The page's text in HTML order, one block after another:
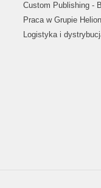
Custom Publishing -
Praca w Grupie Helion
Logistyka i